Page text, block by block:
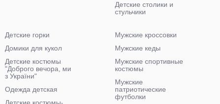
Детские столики и
стульчики
Детские горки
Домики для кукол
Детские костюмы
"Доброго вечора, ми
з України"
Одежда детская
Мужские кроссовки
Мужские кеды
Мужские спортивные
костюмы
Мужские
патриотические
футболки